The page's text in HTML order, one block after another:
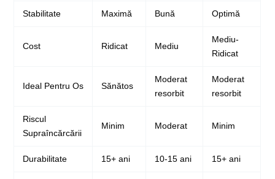
Stabilitate Maximă Bună Optimă
Cost Ridicat Mediu
Mediu-
Ridicat
Ideal Pentru Os Sănătos
Moderat
resorbit
Moderat
resorbit
Riscul
Supraîncărcării
Minim Moderat Minim
Durabilitate 15+ ani 10-15 ani 15+ ani